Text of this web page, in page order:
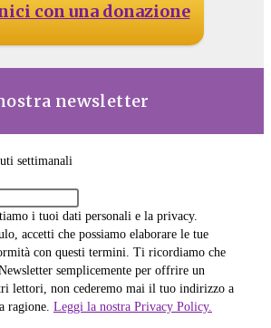
con una donazione
newsletter
settimanali
i tuoi dati personali e la privacy.
accetti che possiamo elaborare le tue
con questi termini. Ti ricordiamo che
semplicemente per offrire un
lettori, non cederemo mai il tuo indirizzo a
ragione. Leggi la nostra Privacy Policy.